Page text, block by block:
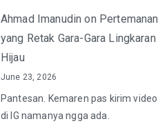
Ahmad Imanudin on Pertemanan
yang Retak Gara-Gara Lingkaran
Hijau
June 23, 2026
Pantesan. Kemaren pas kirim video
di IG namanya ngga ada.